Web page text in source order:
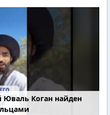
Юваль Коган найден